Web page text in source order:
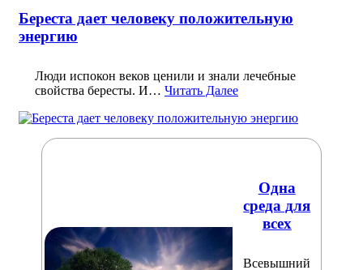
Береста дает человеку положительную
энергию
Люди испокон веков ценили и знали лечебные
свойства бересты. И… Читать Далее
Одна
среда для
всех
Всевышний